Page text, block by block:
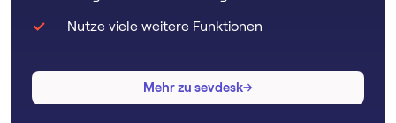
Nutze viele weitere Funktionen
Mehr zu sevdesk→
→